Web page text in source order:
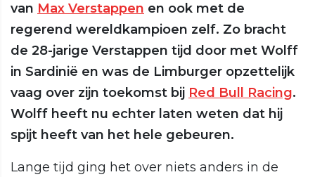
van Max Verstappen en ook met de
regerend wereldkampioen zelf. Zo bracht
de 28-jarige Verstappen tijd door met Wolff
in Sardinië en was de Limburger opzettelijk
vaag over zijn toekomst bij Red Bull Racing.
Wolff heeft nu echter laten weten dat hij
spijt heeft van het hele gebeuren.
Lange tijd ging het over niets anders in de